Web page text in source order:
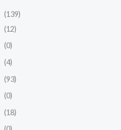
(139)
(12)
(0)
(4)
(93)
(0)
(18)